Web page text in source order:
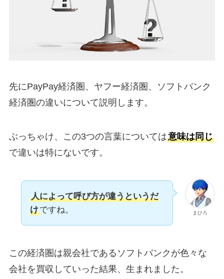
先にPayPay経済圏、ヤフー経済圏、ソフトバンク
経済圏の違いについて説明します。
ぶっちゃけ、この3つの言葉については意味は同じ
で違いは特にないです。
まひろ
人によって呼び方が違うというだ
けですね。
この経済圏は親会社であるソフトバンクが色々な
会社を買収していった結果、生まれました。